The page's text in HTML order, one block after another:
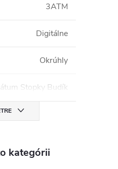
3ATM
Digitálne
Okrúhly
Stopky Budík
kategórii